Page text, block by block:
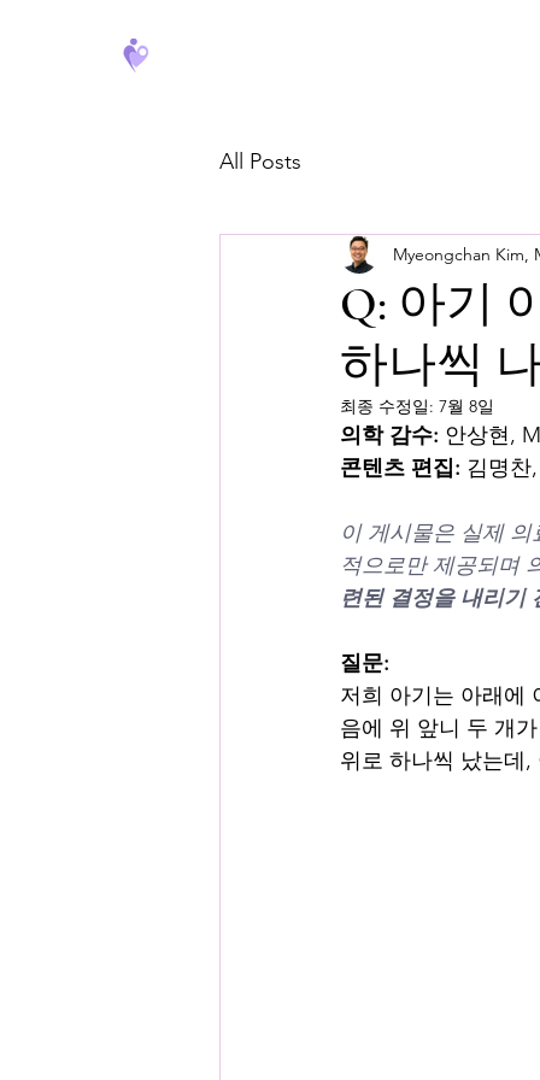
All Posts
Q: 아기
하나씩
Myeongchan Kim,
최종 수정일: 7월 8일
의학 감수: 안상현,
콘텐츠 편집: 김명찬
이 게시물은 실제
적으로만 제공되며
련된 결정을 내리기
질문:
저희 아기는 아래에
음에 위 앞니 두 개
위로 하나씩 났는데